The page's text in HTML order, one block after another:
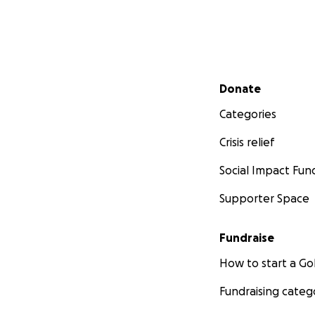
Secondary menu
Donate
Categories
Crisis relief
Social Impact
Supporter Space
Fundraise
How to start a
Fundraising